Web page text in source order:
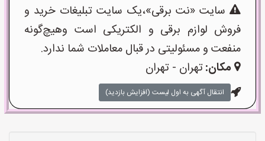
سایت «نت برقی»،یک سایت تبلیغات خرید و
فروش لوازم برقی و الکتریکی است وهیچ‌گونه
منفعت و مسئولیتی در قبال معاملات شما ندارد.
مکان:تهران - تهران
انتقال آگهی به اول لیست (افزایش بازدید)